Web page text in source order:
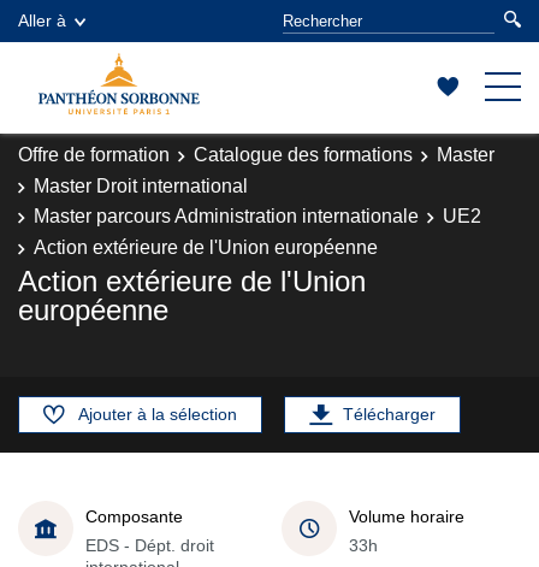
Aller à
Offre de formation Catalogue des formations
Master
Master Droit international
Master parcours Administration internationale
UE2
Action extérieure de l'Union européenne
Action extérieure de l'Union
européenne
Ajouter à la sélection Télécharger
Composante
EDS - Dépt. droit
Volume horaire
33h